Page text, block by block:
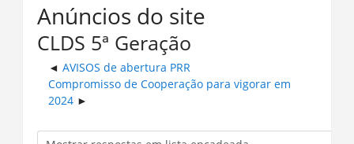
Anúncios do site
CLDS 5ª Geração
AVISOS de abertura PRR
Compromisso de Cooperação para vigorar em
2024